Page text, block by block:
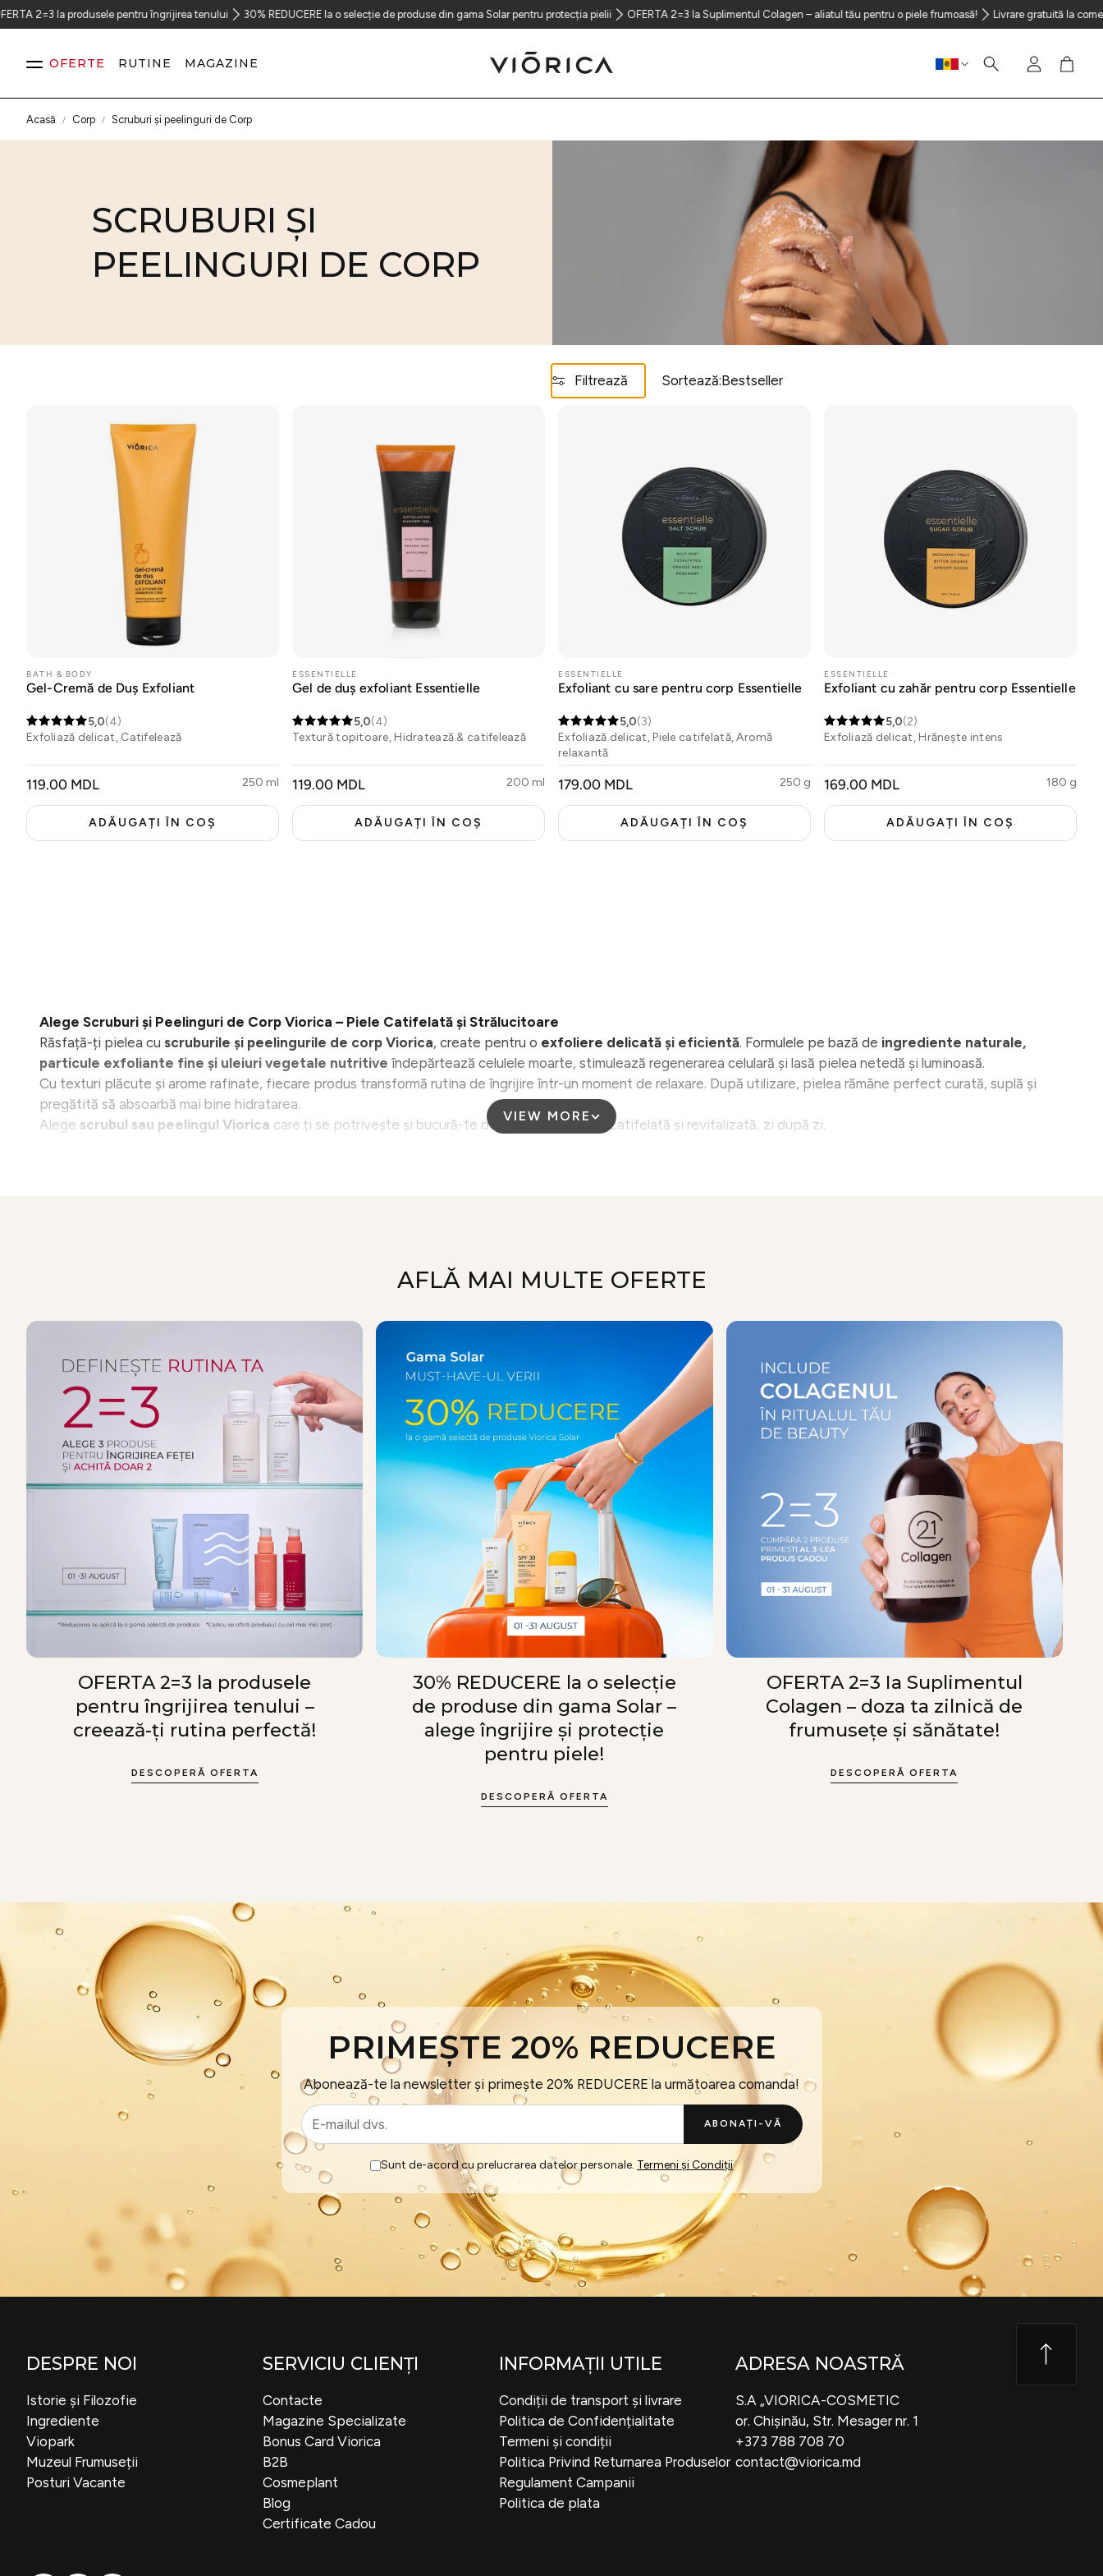
la produsele pentru îngrijirea tenului 30% REDUCERE la o selecție de produse din gama Solar pentru protecția pielii OFERTA 2=3 Ia Suplimentul Colagen – aliatul tău pentru o piele frumoasă! Livrare gratuită la comenzi peste
OFERTE RUTINE MAGAZINE
Caută
ContCoș
21 Collagen
Cosmeplant
Pentru bărbați
Protecție solară
Situationship
Oferte
Acasă Corp Scruburi și peelinguri de Corp
SCRUBURI ȘI
PEELINGURI DE CORP
Filtrează Sortează:Bestseller
BATH & BODY
Gel-Cremă de Duș Exfoliant
5,0(4)
Exfoliază delicat, Catifelează
PREȚ
119.00 MDL 250 ml
ADĂUGAȚI ÎN COȘ
ESSENTIELLE
Gel de duș exfoliant Essentielle
5,0(4)
Textură topitoare, Hidratează & catifelează
PREȚ
119.00 MDL 200 ml
ADĂUGAȚI ÎN COȘ
ESSENTIELLE
Exfoliant cu sare pentru corp Essentielle
5,0(3)
Exfoliază delicat, Piele catifelată, Aromă
relaxantă
PREȚ
179.00 MDL 250 g
ADĂUGAȚI ÎN COȘ
ESSENTIELLE
Exfoliant cu zahăr pentru corp Essentielle
5,0(2)
Exfoliază delicat, Hrănește intens
PREȚ
169.00 MDL 180 g
ADĂUGAȚI ÎN COȘ
Alege Scruburi și Peelinguri de Corp Viorica – Piele Catifelată și Strălucitoare
Răsfață-ți pielea cu scruburile și peelingurile de corp Viorica, create pentru o exfoliere delicată și eficientă. Formulele pe bază de ingrediente naturale,
particule exfoliante fine și uleiuri vegetale nutritive îndepărtează celulele moarte, stimulează regenerarea celulară și lasă pielea netedă și luminoasă.
Cu texturi plăcute și arome rafinate, fiecare produs transformă rutina de îngrijire într-un moment de relaxare. După utilizare, pielea rămâne perfect curată, suplă și
pregătită să absoarbă mai bine hidratarea.
Alege scrubul sau peelingul Viorica care ți se potrivește și bucură-te de o piele vizibil mai catifelată și revitalizată, zi după zi.
VIEW MORE
AFLĂ MAI MULTE OFERTE
OFERTA 2=3 la produsele
pentru îngrijirea tenului –
creează-ți rutina perfectă!
DESCOPERĂ OFERTA
30% REDUCERE la o selecție
de produse din gama Solar –
alege îngrijire și protecție
pentru piele!
DESCOPERĂ OFERTA
OFERTA 2=3 Ia Suplimentul
Colagen – doza ta zilnică de
frumusețe și sănătate!
DESCOPERĂ OFERTA
PRIMEȘTE 20% REDUCERE
Abonează-te la newsletter și primește 20% REDUCERE la următoarea comanda!
ABONAȚI-VĂ
Sunt de-acord cu prelucrarea datelor personale. Termeni și Condiții
DESPRE NOI
Istorie și Filozofie
Ingrediente
Viopark
Muzeul Frumuseții
Posturi Vacante
SERVICIU CLIENȚI
Contacte
Magazine Specializate
Bonus Card Viorica
B2B
Cosmeplant
Blog
Certificate Cadou
INFORMAȚII UTILE
Condiții de transport și livrare
Politica de Confidențialitate
Termeni și condiții
Politica Privind Returnarea Produselor
Regulament Campanii
Politica de plata
ADRESA NOASTRĂ
S.A „VIORICA-COSMETIC
or. Chișinău, Str. Mesager nr. 1
+373 788 708 70
contact@viorica.md